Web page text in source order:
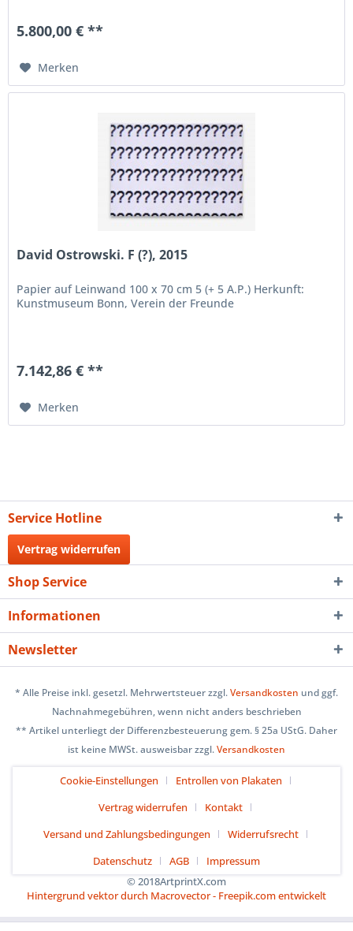
5.800,00 € **
Merken
David Ostrowski. F (?), 2015
Papier auf Leinwand 100 x 70 cm 5 (+ 5 A.P.) Herkunft:
Kunstmuseum Bonn, Verein der Freunde
7.142,86 € **
Merken
Service Hotline
Vertrag widerrufen
Shop Service
Informationen
Newsletter
* Alle Preise inkl. gesetzl. Mehrwertsteuer zzgl.Versandkosten und ggf.
Nachnahmegebühren, wenn nicht anders beschrieben
** Artikel unterliegt der Differenzbesteuerung gem. § 25a UStG. Daher
ist keine MWSt. ausweisbar zzgl.Versandkosten
Cookie-Einstellungen
Entrollen von Plakaten
Vertrag widerrufen
Kontakt
Versand und Zahlungsbedingungen
Widerrufsrecht
Datenschutz
AGB
Impressum
© 2018ArtprintX.com
Hintergrund vektor durch Macrovector - Freepik.com entwickelt